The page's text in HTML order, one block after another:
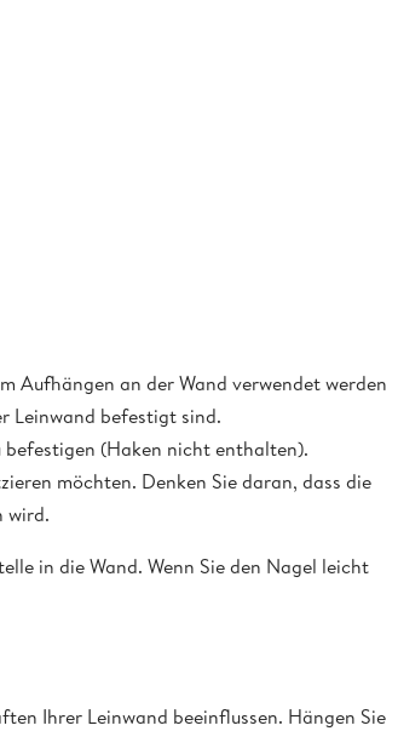
Aufhängen an der Wand verwendet werden
Leinwand befestigt sind.
befestigen (Haken nicht enthalten).
möchten. Denken Sie daran, dass die
wird.
in die Wand. Wenn Sie den Nagel leicht
Ihrer Leinwand beeinflussen. Hängen Sie